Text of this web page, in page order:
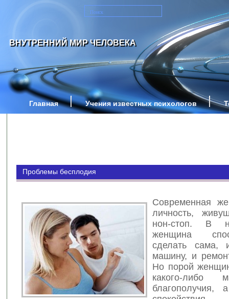
ВНУТРЕННИЙ МИР ЧЕЛОВЕКА
Главная Учения известных психологов
Проблемы бесплодия
Современная
личность,
нон-стоп. В
женщина
сделать сама,
машину, и
Но порой
какого-либо
благополучия,